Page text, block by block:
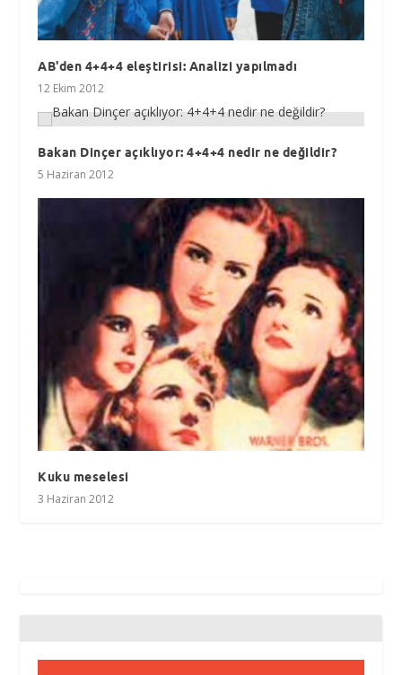
AB'den 4+4+4 eleştirisi: Analizi yapılmadı
12 Ekim 2012
Bakan Dinçer açıklıyor: 4+4+4 nedir ne değildir?
5 Haziran 2012
Kuku meselesi
3 Haziran 2012